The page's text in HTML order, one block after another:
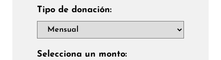
Tipo de donación:
Selecciona un monto: